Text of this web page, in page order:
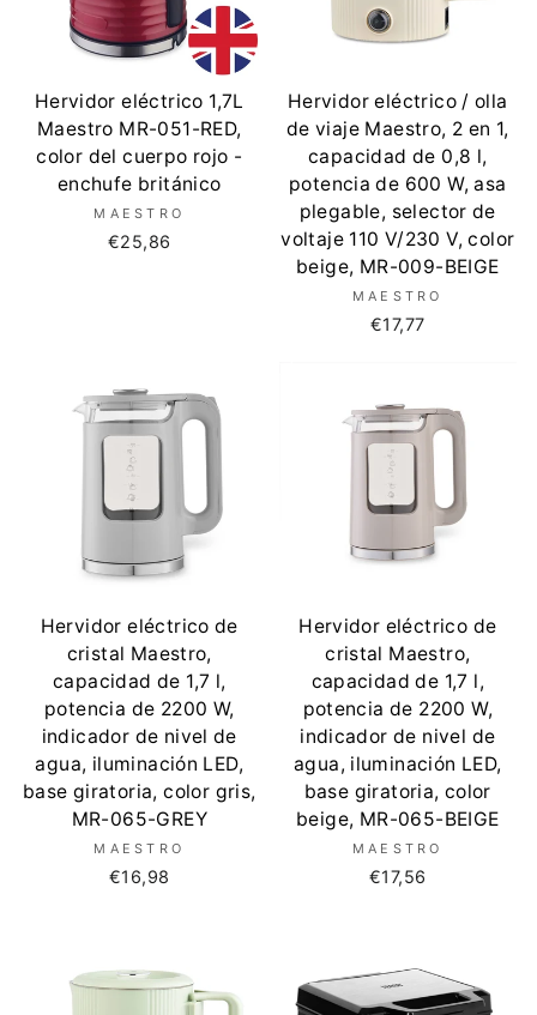
Hervidor eléctrico 1,7L
Maestro MR-051-RED,
color del cuerpo rojo -
enchufe británico
MAESTRO
€25,86
Hervidor eléctrico / olla
de viaje Maestro, 2 en 1,
capacidad de 0,8 l,
potencia de 600 W, asa
plegable, selector de
voltaje 110 V/230 V, color
beige, MR-009-BEIGE
MAESTRO
€17,77
Hervidor eléctrico de
cristal Maestro,
capacidad de 1,7 l,
potencia de 2200 W,
indicador de nivel de
agua, iluminación LED,
base giratoria, color gris,
MR-065-GREY
MAESTRO
€16,98
Hervidor eléctrico de
cristal Maestro,
capacidad de 1,7 l,
potencia de 2200 W,
indicador de nivel de
agua, iluminación LED,
base giratoria, color
beige, MR-065-BEIGE
MAESTRO
€17,56